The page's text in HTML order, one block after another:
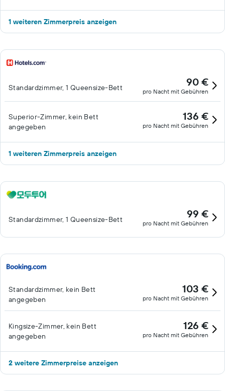
1 weiteren Zimmerpreis anzeigen
Standardzimmer, 1 Queensize-Bett 90 €
pro Nacht mit Gebühren
Superior-Zimmer, kein Bett
angegeben
136 €
pro Nacht mit Gebühren
1 weiteren Zimmerpreis anzeigen
Standardzimmer, 1 Queensize-Bett 99 €
pro Nacht mit Gebühren
Standardzimmer, kein Bett
angegeben
103 €
pro Nacht mit Gebühren
Kingsize-Zimmer, kein Bett
angegeben
126 €
pro Nacht mit Gebühren
2 weitere Zimmerpreise anzeigen